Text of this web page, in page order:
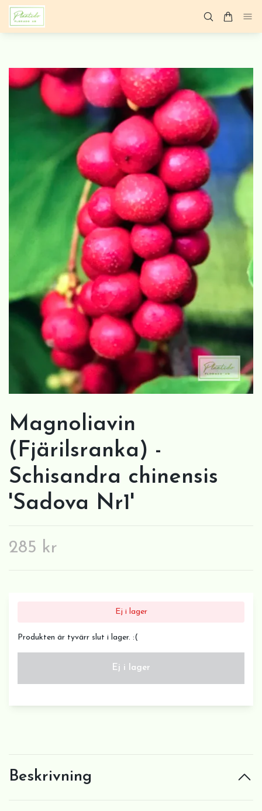
Magnoliavin
(Fjärilsranka) -
Schisandra chinensis
'Sadova Nr1'
285 kr
Ej i lager
Produkten är tyvärr slut i lager. :(
Ej i lager
Beskrivning